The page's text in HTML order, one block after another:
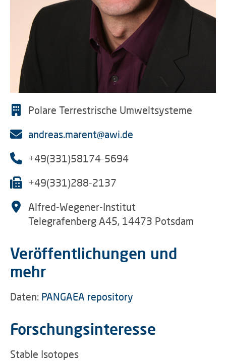
Polare Terrestrische Umweltsysteme
andreas.marent@awi.de
+49(331)58174-5694
+49(331)288-2137
Alfred-Wegener-Institut
Telegrafenberg A45, 14473 Potsdam
Veröffentlichungen und
mehr
Daten: PANGAEA repository
Forschungsinteresse
Stable Isotopes